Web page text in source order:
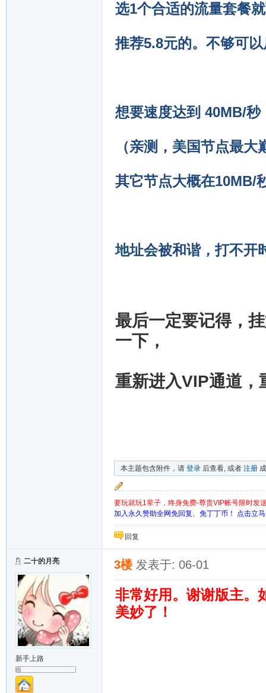
选1个合适的流量套餐
推荐5.8元的。不够可
想要速度达到 40MB/
（亲测，美国节点最
其它节点大概在10MB/
地址会被和谐，打不开
最后一定要记得，
一下，
重新进入VIP通道，
本主题包含附件，请 登录 后查看, 或者 注册
要玩就玩1辈子，终身免费-尊贵VIP帐号限时发
加入永久赞助全网免回复、免丁丁币！ 点击立
回复
二十的月亮
新手上路
3楼 发表于: 06-01
非常好用。谢谢版主。
美妙了！